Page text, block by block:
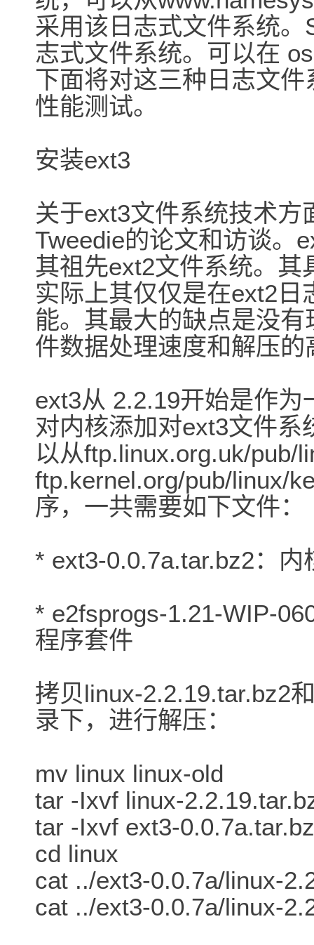
采用该日志式文件系统
志式文件系统。可以在
下面将对这三种日志文
性能测试。
安装ext3
关于ext3文件系统技术方
Tweedie的论文和访谈。
其祖先ext2文件系统。
实际上其仅仅是在ext2
能。其最大的缺点是没
件数据处理速度和解压的
ext3从 2.2.19开始是作
对内核添加对ext3文件
以从ftp.linux.org.uk/pub/
ftp.kernel.org/pub/linux/
序，一共需要如下文件：
* ext3-0.0.7a.tar.bz2：内
* e2fsprogs-1.21-WIP-
程序套件
拷贝linux-2.2.19.tar.bz2
录下，进行解压：
mv linux linux-old
tar -Ixvf linux-
tar -Ixvf ext3-
cd linux
cat ../ext3-0.0.7a/linux-
cat ../ext3-0.0.7a/linux-